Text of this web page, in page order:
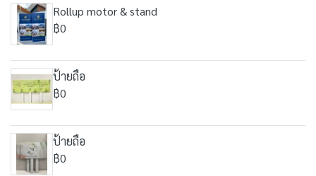
Rollup motor & stand
฿0
ป้ายถือ
฿0
ป้ายถือ
฿0